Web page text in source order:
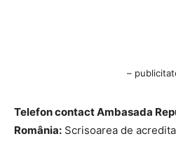
–
Telefon contact Ambasada
România: Scrisoarea de